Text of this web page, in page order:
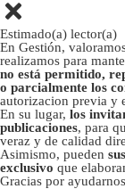
Estimado(a) lector(a)
En Gestión,
realizamos para
no está permitido,
o parcialmente los
autorizacion previa y
En su lugar, los
publicaciones, para
veraz y de calidad
Asimismo, pueden
exclusivo que
Gracias por